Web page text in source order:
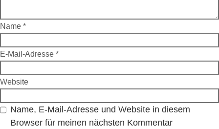
Name *
E-Mail-Adresse *
Website
Name, E-Mail-Adresse und Website in diesem
Browser für meinen nächsten Kommentar